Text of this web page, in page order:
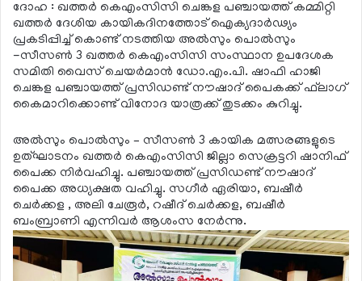
ദോഹ : ഖത്തര്‍ കെഎംസിസി ചെങ്കള പഞ്ചായത്ത് കമ്മിറ്റി
ഖത്തര്‍ ദേശിയ കായികദിനത്തോട് ഐക്യദാര്‍ഢ്യം
പ്രകടിപ്പിച്ച് കൊണ്ട് നടത്തിയ അല്‍സും പൊല്‍സും
-സീസണ്‍ 3 ഖത്തര്‍ കെഎംസിസി സംസ്ഥാന ഉപദേശക
സമിതി വൈസ് ചെയര്‍മാന്‍ ഡോ.എം.പി. ഷാഫി ഹാജി
ചെങ്കള പഞ്ചായത്ത് പ്രസിഡണ്ട് നൗഷാദ് പൈകക്ക് ഫ്‌ലാഗ്
കൈമാറിക്കൊണ്ട് വിനോദ യാത്രക്ക് തുടക്കം കുറിച്ചു.
അല്‍സും പൊല്‍സും – സീസണ്‍ 3 കായിക മത്സരങ്ങളുടെ
ഉത്ഘാടനം ഖത്തര്‍ കെഎംസിസി ജില്ലാ സെക്രട്ടറി ഷാനിഫ്
പൈക്ക നിര്‍വഹിച്ചു. പഞ്ചായത്ത് പ്രസിഡണ്ട് നൗഷാദ്
പൈക്ക അധ്യക്ഷത വഹിച്ചു. സഗീര്‍ ഏരിയാ, ബഷീര്‍
ചെര്‍ക്കള , അലി ചേരൂര്‍, റഷീദ് ചെര്‍ക്കള, ബഷീര്‍
ബംബ്രാണി എന്നിവര്‍ ആശംസ നേര്‍ന്നു.